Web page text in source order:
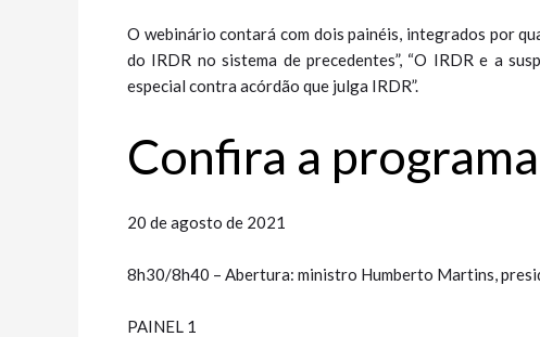
O webinário contará com dois painéis, integrados por
do IRDR no sistema de precedentes”, “O IRDR e a
especial contra acórdão que julga IRDR”.
Confira a
20 de agosto de 2021
8h30/8h40 – Abertura: ministro Humberto Martins,
PAINEL 1